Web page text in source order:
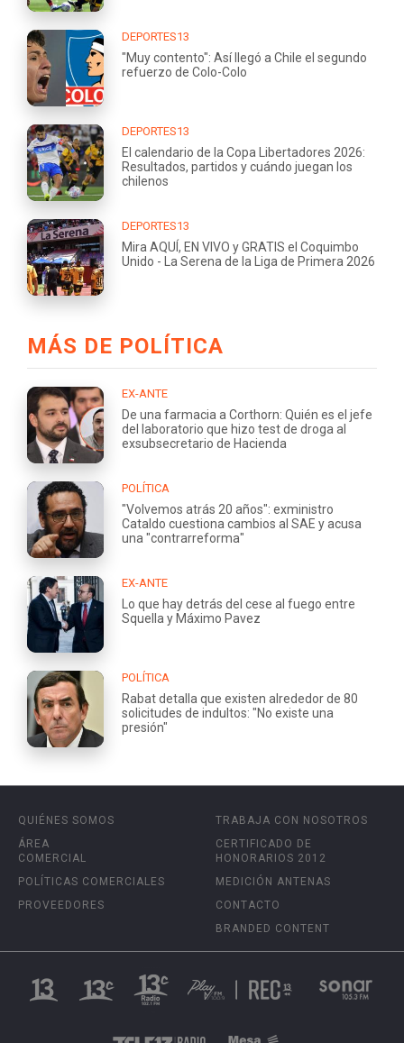
DEPORTES13
"Muy contento": Así llegó a Chile el segundo
refuerzo de Colo-Colo
DEPORTES13
El calendario de la Copa Libertadores 2026:
Resultados, partidos y cuándo juegan los
chilenos
DEPORTES13
Mira AQUÍ, EN VIVO y GRATIS el Coquimbo
Unido - La Serena de la Liga de Primera 2026
MÁS DE POLÍTICA
EX-ANTE
De una farmacia a Corthorn: Quién es el jefe
del laboratorio que hizo test de droga al
exsubsecretario de Hacienda
POLÍTICA
"Volvemos atrás 20 años": exministro
Cataldo cuestiona cambios al SAE y acusa
una "contrarreforma"
EX-ANTE
Lo que hay detrás del cese al fuego entre
Squella y Máximo Pavez
POLÍTICA
Rabat detalla que existen alrededor de 80
solicitudes de indultos: "No existe una
presión"
QUIÉNES SOMOS
ÁREA
COMERCIAL
POLÍTICAS COMERCIALES
PROVEEDORES
TRABAJA CON NOSOTROS
CERTIFICADO DE
HONORARIOS 2012
MEDICIÓN ANTENAS
CONTACTO
BRANDED CONTENT